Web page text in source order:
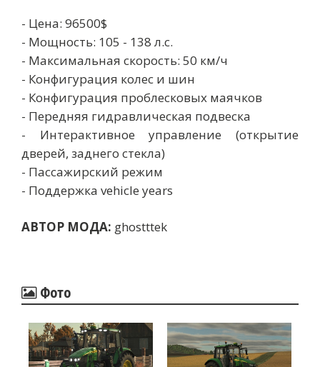
- Цена: 96500$
- Мощность: 105 - 138 л.с.
- Максимальная скорость: 50 км/ч
- Конфигурация колес и шин
- Конфигурация проблесковых маячков
- Передняя гидравлическая подвеска
- Интерактивное управление (открытие
дверей, заднего стекла)
- Пассажирский режим
- Поддержка vehicle years
АВТОР МОДА: ghostttek
Фото